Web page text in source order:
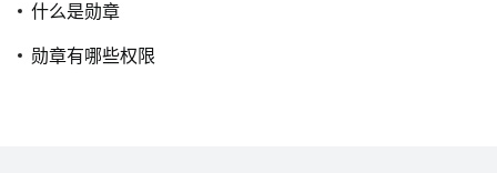
什么是勋章
勋章有哪些权限